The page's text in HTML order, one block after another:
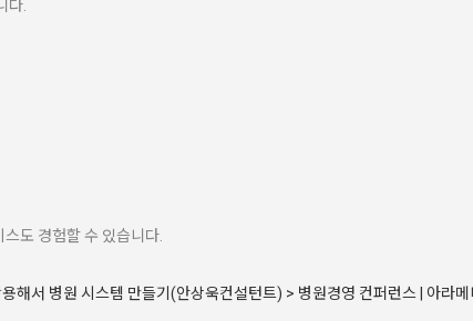
다.
도 경험할 수 있습니다.
해서 병원 시스템 만들기(안상욱컨설턴트) > 병원경영 컨퍼런스 | 아라